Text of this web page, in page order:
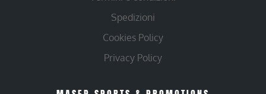
Spedizioni
Cookies Policy
Privacy Policy